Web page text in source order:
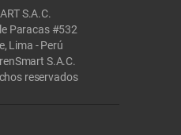
S.A.C.
Paracas #532
Lima - Perú
S.A.C.
reservados